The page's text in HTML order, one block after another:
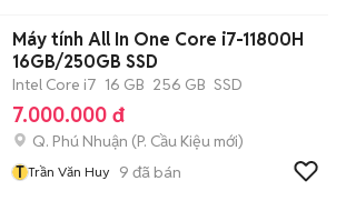
Máy tính All In One Core i7-11800H
16GB/250GB SSD
Intel Core i7 16 GB 256 GB SSD
7.000.000 đ
Q. Phú Nhuận (P. Cầu Kiệu mới)
T Trần Văn Huy 9 đã bán